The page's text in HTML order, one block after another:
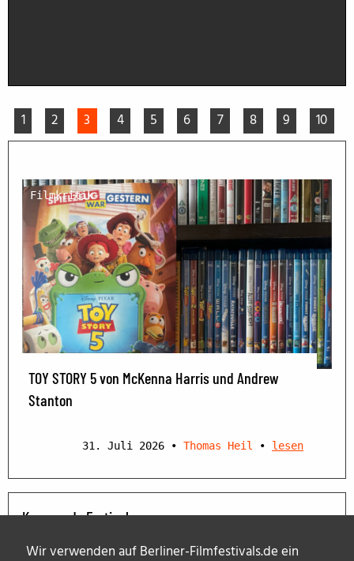
Wir verwenden auf Berliner-Filmfestivals.de ein
1 2 3 4 5 6 7 8 9 10
Filmkritik
TOY STORY 5 von McKenna Harris und Andrew
Stanton
31. Juli 2026 • Thomas Heil • lesen
Kommende Festivals